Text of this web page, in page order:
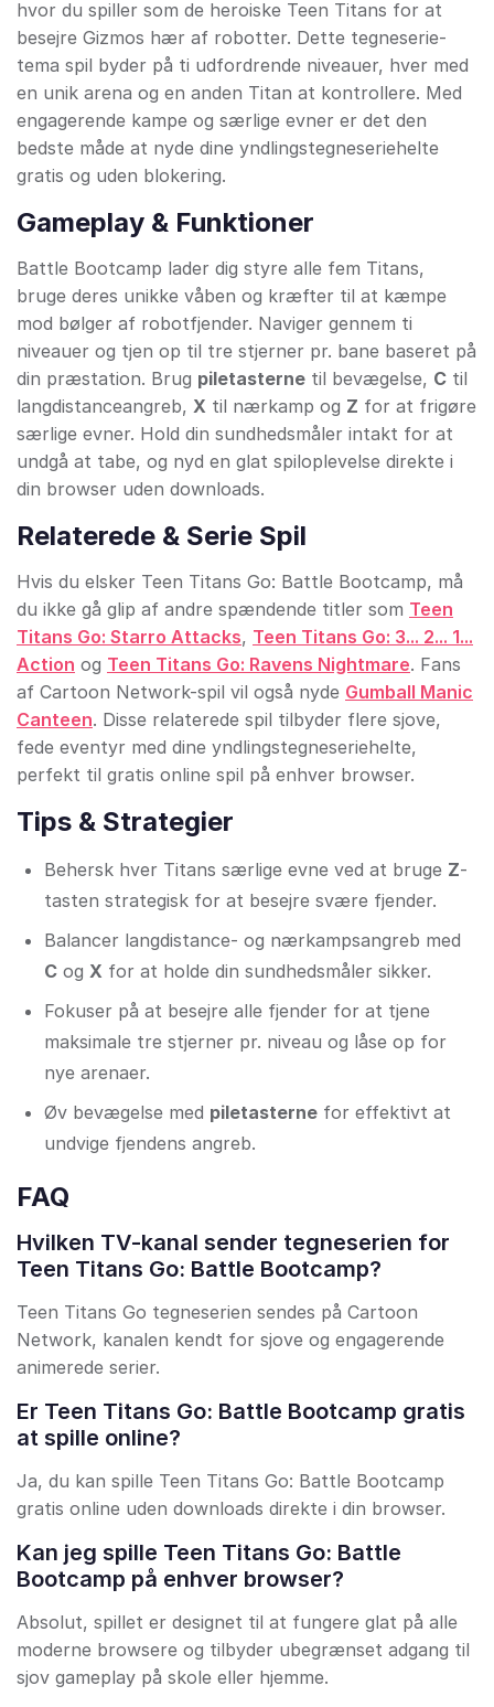
hvor du spiller som de heroiske Teen Titans for at
besejre Gizmos hær af robotter. Dette tegneserie-
tema spil byder på ti udfordrende niveauer, hver med
en unik arena og en anden Titan at kontrollere. Med
engagerende kampe og særlige evner er det den
bedste måde at nyde dine yndlingstegneseriehelte
gratis og uden blokering.
Gameplay & Funktioner
Battle Bootcamp lader dig styre alle fem Titans,
bruge deres unikke våben og kræfter til at kæmpe
mod bølger af robotfjender. Naviger gennem ti
niveauer og tjen op til tre stjerner pr. bane baseret på
din præstation. Brug piletasterne til bevægelse, C til
langdistanceangreb, X til nærkamp og Z for at frigøre
særlige evner. Hold din sundhedsmåler intakt for at
undgå at tabe, og nyd en glat spiloplevelse direkte i
din browser uden downloads.
Relaterede & Serie Spil
Hvis du elsker Teen Titans Go: Battle Bootcamp, må
du ikke gå glip af andre spændende titler som Teen
Titans Go: Starro Attacks, Teen Titans Go: 3... 2... 1...
Action og Teen Titans Go: Ravens Nightmare. Fans
af Cartoon Network-spil vil også nyde Gumball Manic
Canteen. Disse relaterede spil tilbyder flere sjove,
fede eventyr med dine yndlingstegneseriehelte,
perfekt til gratis online spil på enhver browser.
Tips & Strategier
Behersk hver Titans særlige evne ved at bruge Z-
tasten strategisk for at besejre svære fjender.
Balancer langdistance- og nærkampsangreb med
C og X for at holde din sundhedsmåler sikker.
Fokuser på at besejre alle fjender for at tjene
maksimale tre stjerner pr. niveau og låse op for
nye arenaer.
Øv bevægelse med piletasterne for effektivt at
undvige fjendens angreb.
FAQ
Hvilken TV-kanal sender tegneserien for
Teen Titans Go: Battle Bootcamp?
Teen Titans Go tegneserien sendes på Cartoon
Network, kanalen kendt for sjove og engagerende
animerede serier.
Er Teen Titans Go: Battle Bootcamp gratis
at spille online?
Ja, du kan spille Teen Titans Go: Battle Bootcamp
gratis online uden downloads direkte i din browser.
Kan jeg spille Teen Titans Go: Battle
Bootcamp på enhver browser?
Absolut, spillet er designet til at fungere glat på alle
moderne browsere og tilbyder ubegrænset adgang til
sjov gameplay på skole eller hjemme.